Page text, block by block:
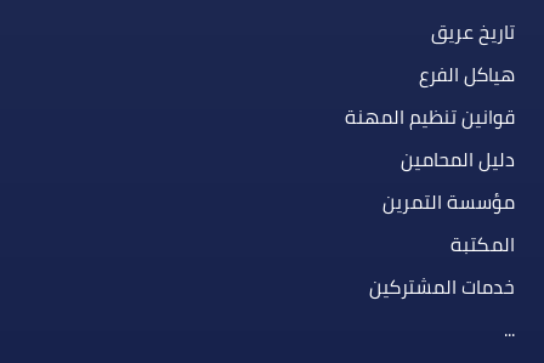
تاريخ عريق
هياكل الفرع
قوانين تنظيم المهنة
دليل المحامين
مؤسسة التمرين
المكتبة
خدمات المشتركين
...